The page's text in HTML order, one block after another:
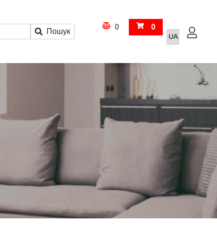
Пошук
Порівняння
0 Кошик
0
Увійти